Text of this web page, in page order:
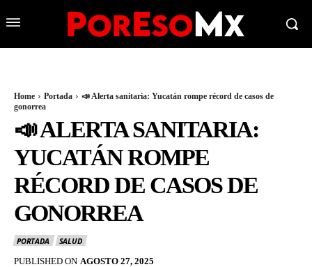
Home Portada
📣 Alerta sanitaria: Yucatán rompe récord de casos de
gonorrea
📣 ALERTA SANITARIA:
YUCATÁN ROMPE
RÉCORD DE CASOS DE
GONORREA
PORTADA
SALUD
PUBLISHED ON AGOSTO 27, 2025